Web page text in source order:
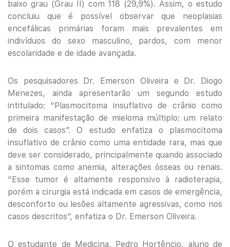
baixo grau (Grau II) com 118 (29,9%). Assim, o estudo
concluiu que é possível observar que neoplasias
encefálicas primárias foram mais prevalentes em
indivíduos do sexo masculino, pardos, com menor
escolaridade e de idade avançada.
Os pesquisadores Dr. Emerson Oliveira e Dr. Diogo
Menezes, ainda apresentarão um segundo estudo
intitulado: “Plasmocitoma insuflativo de crânio como
primeira manifestação de mieloma múltiplo: um relato
de dois casos”. O estudo enfatiza o plasmocitoma
insuflativo de crânio como uma entidade rara, mas que
deve ser considerado, principalmente quando associado
a sintomas como anemia, alterações ósseas ou renais.
“Esse tumor é altamente responsivo à radioterapia,
porém a cirurgia está indicada em casos de emergência,
desconforto ou lesões altamente agressivas, como nos
casos descritos”, enfatiza o Dr. Emerson Oliveira.
O estudante de Medicina, Pedro Hortêncio, aluno de